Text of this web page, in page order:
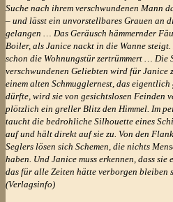
Suche nach ihrem verschwundenen Mann
– und lässt ein unvorstellbares Grauen an
gelangen … Das Geräusch hämmernder
Boiler, als Janice nackt in die Wanne
schon die Wohnungstür zertrümmert … Die
verschwundenen Geliebten wird für Janice
einem alten Schmugglernest, das
dürfte, wird sie von gesichtslosen Feinden
plötzlich ein greller Blitz den Himmel. Im
taucht die bedrohliche Silhouette eines
auf und hält direkt auf sie zu. Von den
Seglers lösen sich Schemen, die nichts
haben. Und Janice muss erkennen, dass sie
das für alle Zeiten hätte verborgen bleiben
(Verlagsinfo)